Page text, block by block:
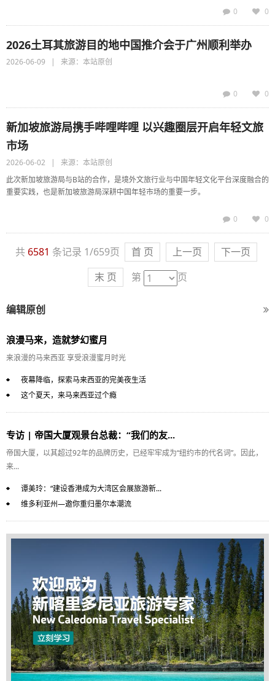
0 0
2026土耳其旅游目的地中国推介会于广州顺利举办
2026-06-09 | 来源：本站原创
0 0
新加坡旅游局携手哔哩哔哩 以兴趣圈层开启年轻文旅
市场
2026-06-02 | 来源：本站原创
此次新加坡旅游局与B站的合作，是境外文旅行业与中国年轻文化平台深度融合的
重要实践，也是新加坡旅游局深耕中国年轻市场的重要一步。
0 0
共 6581 条记录 1/659页 首 页 上一页
下一页
末 页
第 页
编辑原创
浪漫马来，造就梦幻蜜月
来浪漫的马来西亚 享受浪漫蜜月时光
夜幕降临，探索马来西亚的完美夜生活
这个夏天，来马来西亚过个瘾
专访 | 帝国大厦观景台总裁：“我们的友...
帝国大厦，以其超过92年的品牌历史，已经牢牢成为“纽约市的代名词”。因此，
来...
谭美玲：“建设香港成为大湾区会展旅游新...
维多利亚州—邀你重归墨尔本潮流